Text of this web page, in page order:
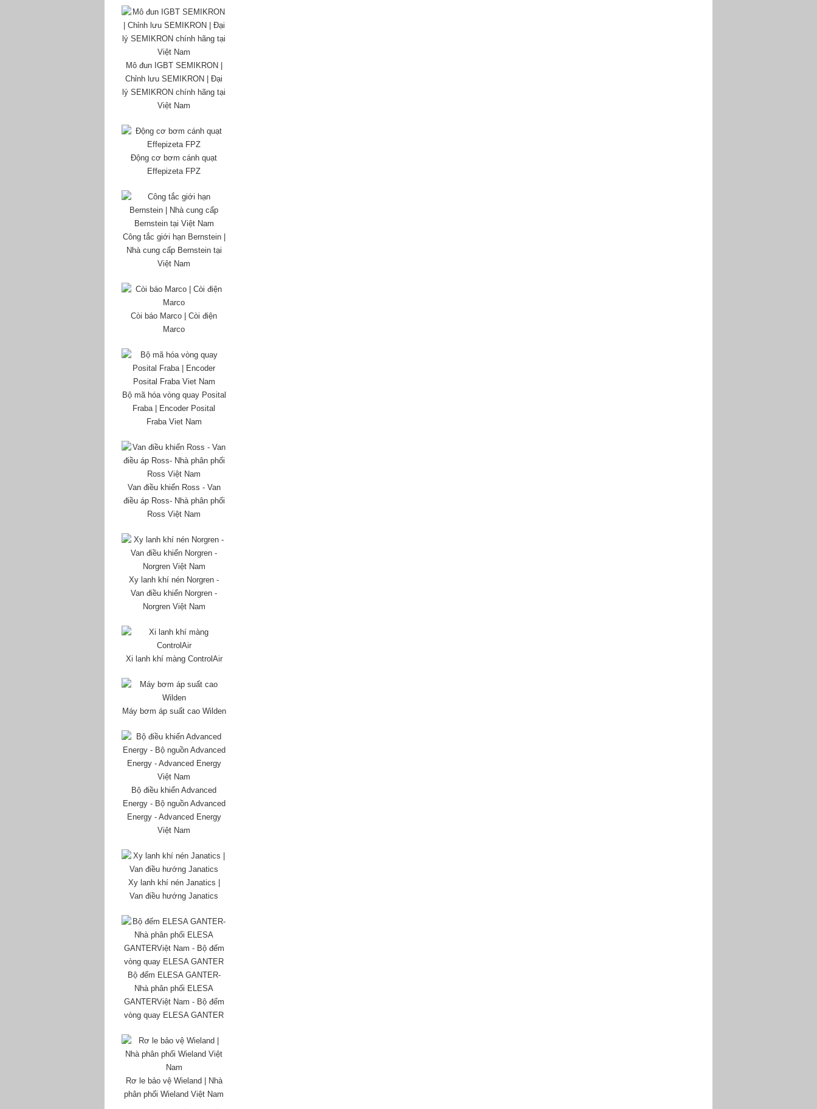
Mô đun IGBT SEMIKRON |
Chỉnh lưu SEMIKRON | Đại
lý SEMIKRON chính hãng tại
Việt Nam
Động cơ bơm cánh quạt
Effepizeta FPZ
Công tắc giới hạn Bernstein |
Nhà cung cấp Bernstein tại
Việt Nam
Còi báo Marco | Còi điện
Marco
Bộ mã hóa vòng quay Posital
Fraba | Encoder Posital
Fraba Viet Nam
Van điều khiển Ross - Van
điều áp Ross- Nhà phân phối
Ross Việt Nam
Xy lanh khí nén Norgren -
Van điều khiển Norgren -
Norgren Việt Nam
Xi lanh khí màng ControlAir
Máy bơm áp suất cao Wilden
Bộ điều khiển Advanced
Energy - Bộ nguồn Advanced
Energy - Advanced Energy
Việt Nam
Xy lanh khí nén Janatics |
Van điều hướng Janatics
Bộ đếm ELESA GANTER-
Nhà phân phối ELESA
GANTERViệt Nam - Bộ đếm
vòng quay ELESA GANTER
Rơ le bảo vệ Wieland | Nhà
phân phối Wieland Việt Nam